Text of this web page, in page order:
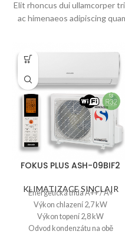
Elit rhoncus dui ullamcorper
ac himenaeos adipiscing
FOKUS PLUS ASH-13BIF2
KLIMATIZACE SINCLAIR
Energetická třída A++ / A+
Výkon chlazení 3,5 kW
Výkon topení 3,7 kW
Odvod kondenzátu na obě